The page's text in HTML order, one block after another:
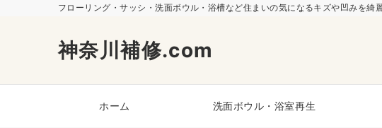
フローリング・サッシ・洗面ボウル・浴槽など住まいの気になるキズや凹みを
神奈川補修.com
ホーム 洗面ボウル・浴室再生